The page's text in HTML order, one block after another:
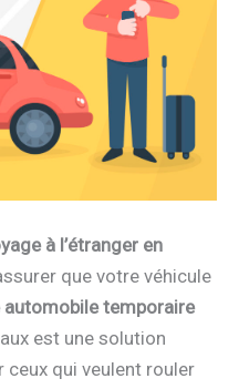
à l’étranger en
que votre véhicule
automobile temporaire
est une solution
ceux qui veulent rouler